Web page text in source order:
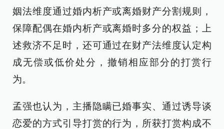
姻法维度通过婚内析产或离婚财产分割规则，
保障配偶在婚内析产或离婚时多分的权益；上
述救济不足时，还可通过在财产法维度认定构
成无偿或低价处分，撤销相应部分的打赏行
为。
孟强也认为，主播隐瞒已婚事实、通过诱导谈
恋爱的方式引导打赏的行为，所获打赏构成不